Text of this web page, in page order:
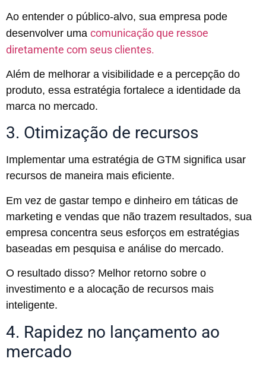
Ao entender o público-alvo, sua empresa pode
desenvolver uma comunicação que ressoe
diretamente com seus clientes.
Além de melhorar a visibilidade e a percepção do
produto, essa estratégia fortalece a identidade da
marca no mercado.
3. Otimização de recursos
Implementar uma estratégia de GTM significa usar
recursos de maneira mais eficiente.
Em vez de gastar tempo e dinheiro em táticas de
marketing e vendas que não trazem resultados, sua
empresa concentra seus esforços em estratégias
baseadas em pesquisa e análise do mercado.
O resultado disso? Melhor retorno sobre o
investimento e a alocação de recursos mais
inteligente.
4. Rapidez no lançamento ao
mercado